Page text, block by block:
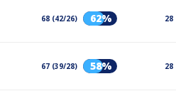
68 (42/26) 62% 28
67 (39/28) 58% 28